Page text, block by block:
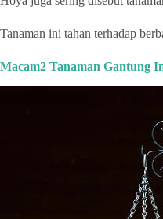
Tanaman ini tahan terhadap
Macam2 Tanaman Gantung